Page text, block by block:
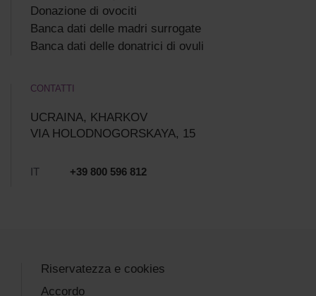
Donazione di ovociti
Banca dati delle madri surrogate
Banca dati delle donatrici di ovuli
CONTATTI
UCRAINA, KHARKOV
VIA HOLODNOGORSKAYA, 15
IT +39 800 596 812
Riservatezza e cookies
Accordo